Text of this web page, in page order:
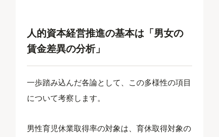
人的資本経営推進の基本は「男女の
賃金差異の分析」
一歩踏み込んだ各論として、この多様性の項目
について考察します。
男性育児休業取得率の対象は、育休取得対象の